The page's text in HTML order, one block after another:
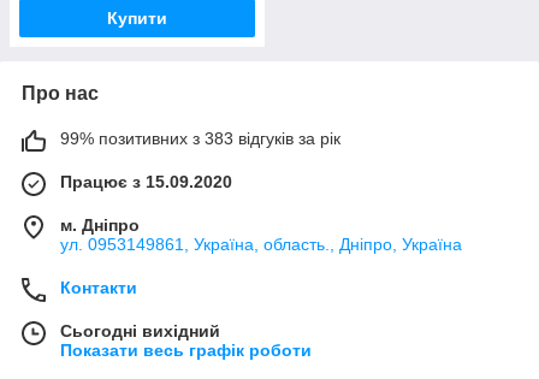
Купити
Про нас
99% позитивних з 383 відгуків за рік
Працює з 15.09.2020
м. Дніпро
ул. 0953149861, Україна, область., Дніпро, Україна
Контакти
Сьогодні вихідний
Показати весь графік роботи